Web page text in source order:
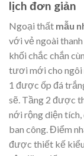
lịch đơn giản
Ngoại thất mẫu
với vẻ ngoài
khối chắc chắn
tươi mới cho ngôi
1 được ốp đá
sẽ. Tầng 2 được
nới rộng diện tích,
ban công. Điểm
được thiết kế kiểu